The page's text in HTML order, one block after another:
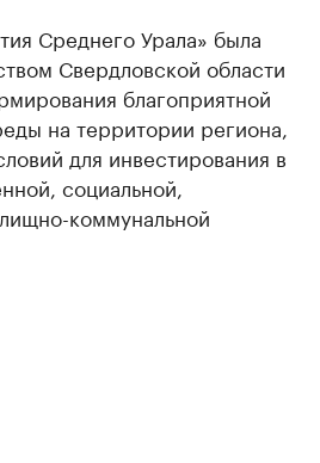
Среднего Урала» была
Свердловской области
благоприятной
на территории региона,
для инвестирования в
социальной,
коммунальной